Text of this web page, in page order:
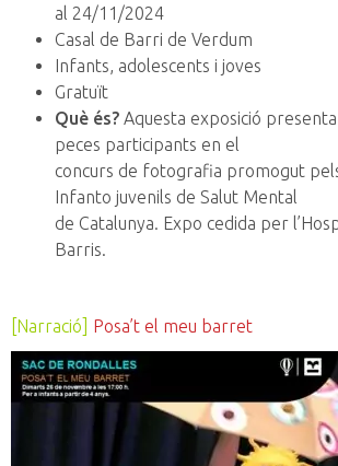
al 24/11/2024
Casal de Barri de Verdum
Infants, adolescents i joves
Gratuït
Què és? Aquesta exposició
peces participants en el
concurs de fotografia promogut
Infanto juvenils de Salut Mental
de Catalunya. Expo cedida per
Barris.
[Narració] Posa’t el meu barret